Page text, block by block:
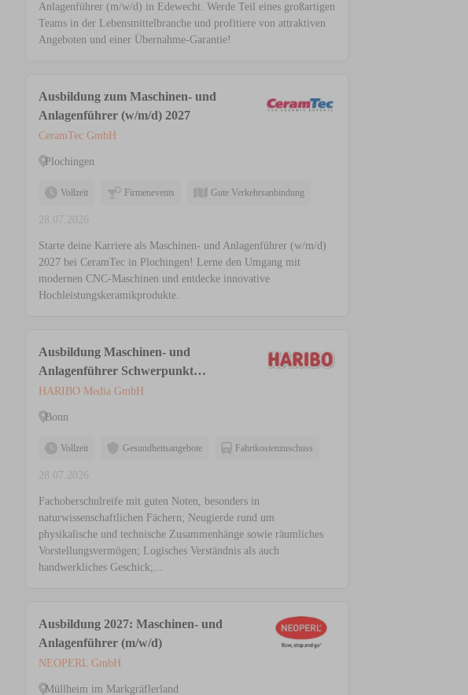
Anlagenführer (m/w/d) in Edewecht. Werde Teil eines großartigen
Teams in der Lebensmittelbranche und profitiere von attraktiven
Angeboten und einer Übernahme-Garantie!
Ausbildung zum Maschinen- und
Anlagenführer (w/m/d) 2027
CeramTec GmbH
Plochingen
Vollzeit Firmenevents Gute Verkehrsanbindung
28.07.2026
Starte deine Karriere als Maschinen- und Anlagenführer (w/m/d)
2027 bei CeramTec in Plochingen! Lerne den Umgang mit
modernen CNC-Maschinen und entdecke innovative
Hochleistungskeramikprodukte.
Ausbildung Maschinen- und
Anlagenführer Schwerpunkt
Lebensmitteltechnik (m/w/d)
HARIBO Media GmbH
Bonn
Vollzeit Gesundheitsangebote Fahrtkostenzuschuss
28.07.2026
Fachoberschulreife mit guten Noten, besonders in
naturwissenschaftlichen Fächern; Neugierde rund um
physikalische und technische Zusammenhänge sowie räumliches
Vorstellungsvermögen; Logisches Verständnis als auch
handwerkliches Geschick;...
Ausbildung 2027: Maschinen- und
Anlagenführer (m/w/d)
NEOPERL GmbH
Müllheim im Markgräflerland